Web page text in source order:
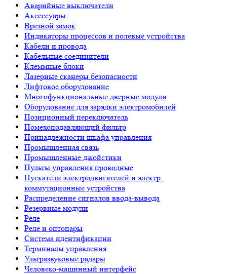
Аварийные выключатели
Аксессуары
Врезной замок
Индикаторы процессов и полевые устройства
Кабели и провода
Кабельные соединители
Клеммные блоки
Лазерные сканеры безопасности
Лифтовое оборудование
Многофункциональные дверные модули
Оборудование для зарядки электромобилей
Позиционный переключатель
Помехоподавляющий фильтр
Принадлежности шкафа управления
Промышленная связь
Промышленные джойстики
Пульты управления проводные
Пускатели электродвигателей и электр.
коммутационные устройства
Распределение сигналов ввода-вывода
Резервные модули
Реле
Реле и оптопары
Система идентификации
Терминалы управления
Ультразвуковые радары
Человеко-машинный интерфейс